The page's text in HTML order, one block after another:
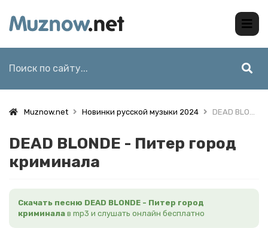
Muznow.net Новинки русской музыки 2024 DEAD BLONDE - Питер город криминала
DEAD BLONDE - Питер город
криминала
Скачать песню DEAD BLONDE - Питер город
криминала в mp3 и слушать онлайн бесплатно